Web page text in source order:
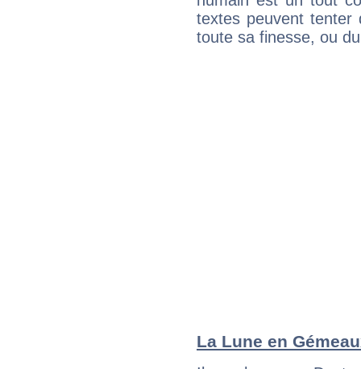
textes peuvent tenter
toute sa finesse, ou
La Lune en